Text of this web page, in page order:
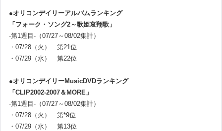
●オリコンデイリーアルバムランキング
「フォーク・ソング2～歌姫哀翔歌」
-第1週目-（07/27～08/02集計）
・07/28（火） 第21位
・07/29（水） 第22位
●オリコンデイリーMusicDVDランキング
「CLIP2002-2007＆MORE」
-第1週目-（07/27～08/02集計）
・07/28（火） 第*9位
・07/29（水） 第13位